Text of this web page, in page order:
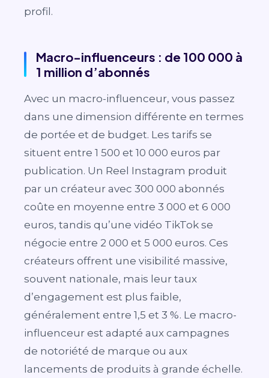
profil.
Macro-influenceurs : de 100 000 à
1 million d’abonnés
Avec un macro-influenceur, vous passez
dans une dimension différente en termes
de portée et de budget. Les tarifs se
situent entre 1 500 et 10 000 euros par
publication. Un Reel Instagram produit
par un créateur avec 300 000 abonnés
coûte en moyenne entre 3 000 et 6 000
euros, tandis qu’une vidéo TikTok se
négocie entre 2 000 et 5 000 euros. Ces
créateurs offrent une visibilité massive,
souvent nationale, mais leur taux
d’engagement est plus faible,
généralement entre 1,5 et 3 %. Le macro-
influenceur est adapté aux campagnes
de notoriété de marque ou aux
lancements de produits à grande échelle.